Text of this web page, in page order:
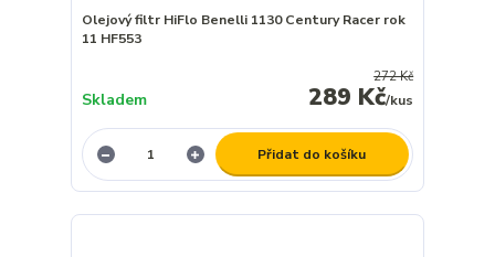
Olejový filtr HiFlo Benelli 1130 Century Racer rok
11 HF553
272 Kč
289 Kč/kus
Skladem
Přidat do košíku